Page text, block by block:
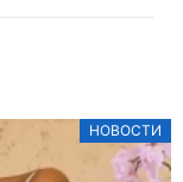
НОВОСТИ